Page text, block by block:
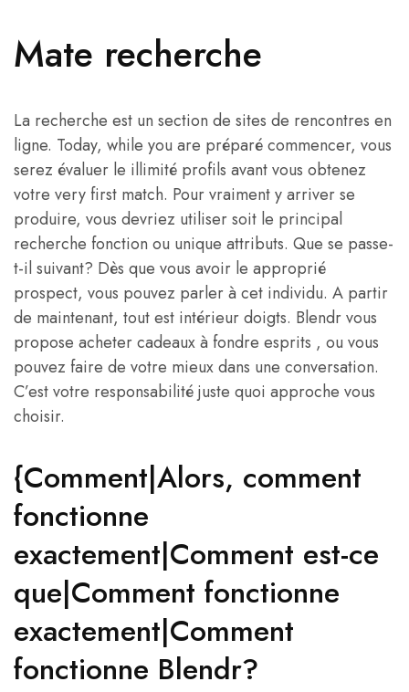
Mate recherche
La recherche est un section de sites de rencontres en
ligne. Today, while you are préparé commencer, vous
serez évaluer le illimité profils avant vous obtenez
votre very first match. Pour vraiment y arriver se
produire, vous devriez utiliser soit le principal
recherche fonction ou unique attributs. Que se passe-
t-il suivant? Dès que vous avoir le approprié
prospect, vous pouvez parler à cet individu. A partir
de maintenant, tout est intérieur doigts. Blendr vous
propose acheter cadeaux à fondre esprits , ou vous
pouvez faire de votre mieux dans une conversation.
C’est votre responsabilité juste quoi approche vous
choisir.
{Comment|Alors, comment
fonctionne
exactement|Comment est-ce
que|Comment fonctionne
exactement|Comment
fonctionne Blendr?